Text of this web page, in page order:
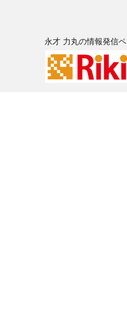
永才 力丸の情報発信